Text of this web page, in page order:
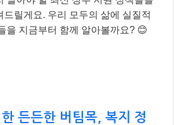
드릴게요. 우리 모두의 삶에 실질적
을 지금부터 함께 알아볼까요? 😊
든든한 버팀목, 복지 정